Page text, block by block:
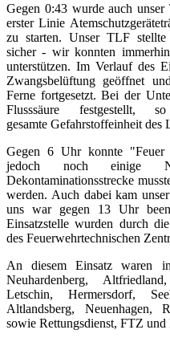
Gegen 0:43 wurde auch
erster Linie
zu starten. Unser TLF stellte
sicher - wir konnten
unterstützen. Im Verlauf des
Zwangsbelüftung geöffnet
Ferne fortgesetzt. Bei der
Flusssäure
gesamte Gefahrstoffeinheit
Gegen 6 Uhr konnte "Feuer
jedoch noch einige
Dekontaminationsstrecke
werden. Auch dabei kam
uns war gegen 13 Uhr
Einsatzstelle wurden durch
des Feuerwehrtechnischen
An diesem Einsatz waren
Neuhardenberg,
Letschin, Hermersdorf,
Altlandsberg, Neuenhagen,
sowie Rettungsdienst, FTZ